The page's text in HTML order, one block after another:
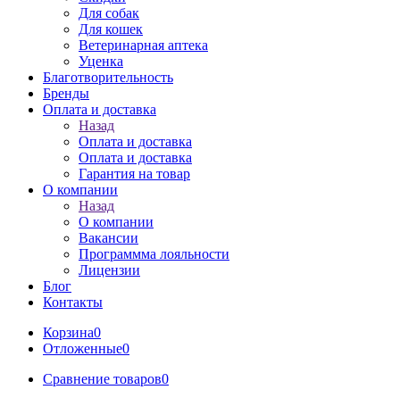
Для собак
Для кошек
Ветеринарная аптека
Уценка
Благотворительность
Бренды
Оплата и доставка
Назад
Оплата и доставка
Оплата и доставка
Гарантия на товар
О компании
Назад
О компании
Вакансии
Программма лояльности
Лицензии
Блог
Контакты
Корзина0
Отложенные0
Сравнение товаров0